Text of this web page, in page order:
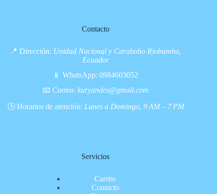
Contacto
📍 Dirección: Unidad Nacional y Carabobo Riobamba,
Ecuador
📱 WhatsApp:0984603052
📧 Correo: kuryandes@gmail.com
🕓 Horarios de atención: Lunes a Domingo, 9 AM – 7 PM
Servicios
Carrito
Contacto